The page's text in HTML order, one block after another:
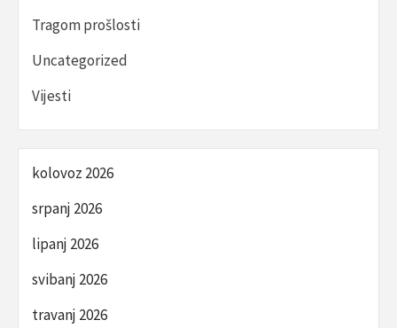
Tragom prošlosti
Uncategorized
Vijesti
kolovoz 2026
srpanj 2026
lipanj 2026
svibanj 2026
travanj 2026